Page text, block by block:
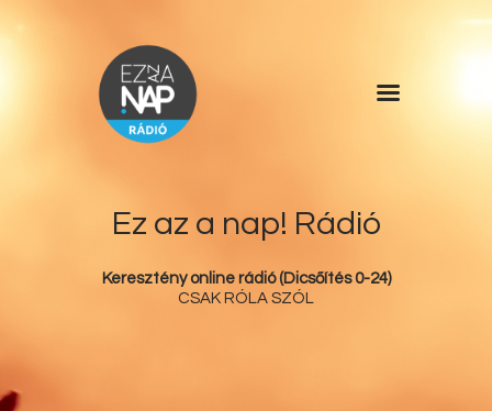
Ez az a nap! Rádió
Keresztény online rádió (Dicsőítés 0-24)
CSAK RÓLA SZÓL
Főoldal
Rólunk
Kapcsolat